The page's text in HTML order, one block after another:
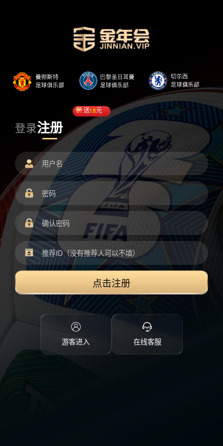
登录注册
送18元
点击注册
游客进入 在线客服